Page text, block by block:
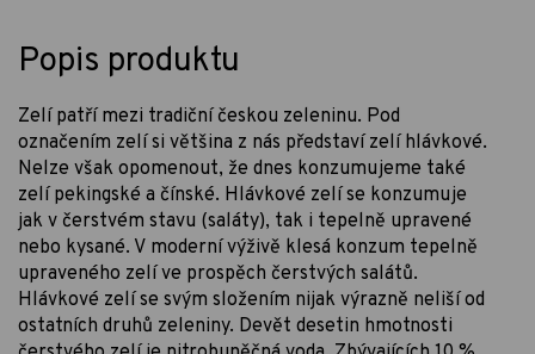
Popis produktu
Zelí patří mezi tradiční českou zeleninu. Pod
označením zelí si většina z nás představí zelí hlávkové.
Nelze však opomenout, že dnes konzumujeme také
zelí pekingské a čínské. Hlávkové zelí se konzumuje
jak v čerstvém stavu (saláty), tak i tepelně upravené
nebo kysané. V moderní výživě klesá konzum tepelně
upraveného zelí ve prospěch čerstvých salátů.
Hlávkové zelí se svým složením nijak výrazně neliší od
ostatních druhů zeleniny. Devět desetin hmotnosti